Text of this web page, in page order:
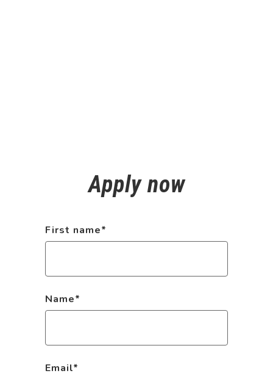
Apply now
First name*
Name*
Email*